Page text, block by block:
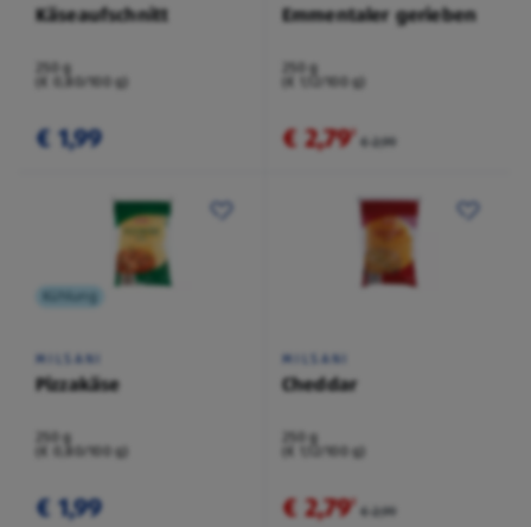
Käseaufschnitt
250 g
(€ 0,80/100 g)
€ 1,99
Emmentaler gerieben
250 g
(€ 1,12/100 g)
€ 2,79² € 2,99
Kühlung
MILSANI
Pizzakäse
250 g
(€ 0,80/100 g)
€ 1,99
MILSANI
Cheddar
250 g
(€ 1,12/100 g)
€ 2,79² € 2,99